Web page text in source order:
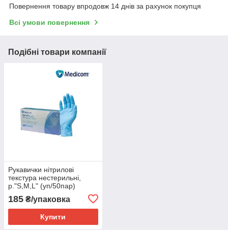
Повернення товару впродовж 14 днів за рахунок покупця
Всі умови повернення
Подібні товари компанії
Рукавички нітрилові
текстура нестерильні,
р."S,M,L" (уп/50пар)
185 ₴/упаковка
Купити